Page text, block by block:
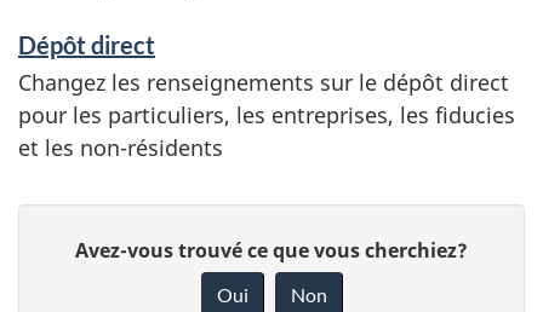
n
s
e
Dépôt direct
Changez les renseignements sur le dépôt direct
pour les particuliers, les entreprises, les fiducies
et les non-résidents
Avez-vous trouvé ce que vous cherchiez?
Oui Non